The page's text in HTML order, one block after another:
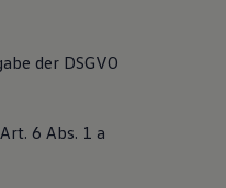
der DSGVO
6 Abs. 1 a